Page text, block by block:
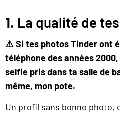
1. La qualité de
⚠️ Si tes photos Tinder ont
téléphone des années
selfie pris dans ta salle de
même, mon pote.
Un profil sans bonne photo,